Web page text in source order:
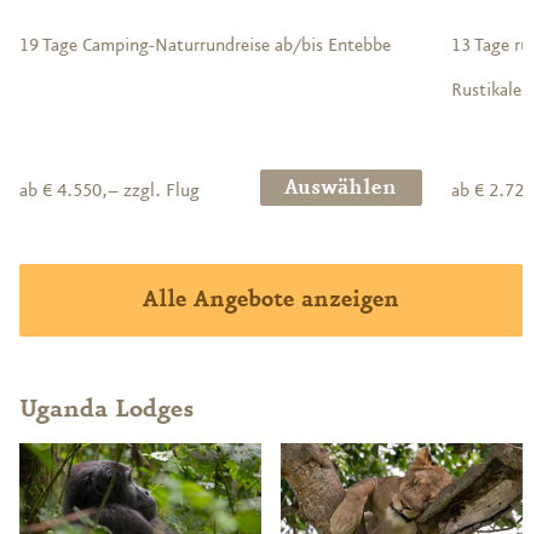
19 Tage Camping-Naturrundreise ab/bis Entebbe
ab € 4.550,– zzgl. Flug Auswählen
13 Tage
Rustikale,
ab €
Alle Angebote anzeigen
Uganda Lodges